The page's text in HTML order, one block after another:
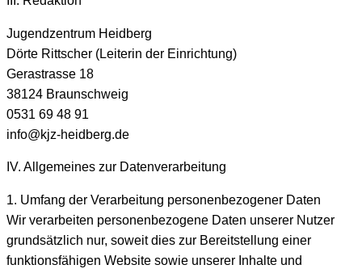
Jugendzentrum Heidberg
Dörte Rittscher (Leiterin der Einrichtung)
Gerastrasse 18
38124 Braunschweig
0531 69 48 91
info@kjz-heidberg.de
IV. Allgemeines zur Datenverarbeitung
1. Umfang der Verarbeitung personenbezogener Daten
Wir verarbeiten personenbezogene Daten unserer Nutzer
grundsätzlich nur, soweit dies zur Bereitstellung einer
funktionsfähigen Website sowie unserer Inhalte und